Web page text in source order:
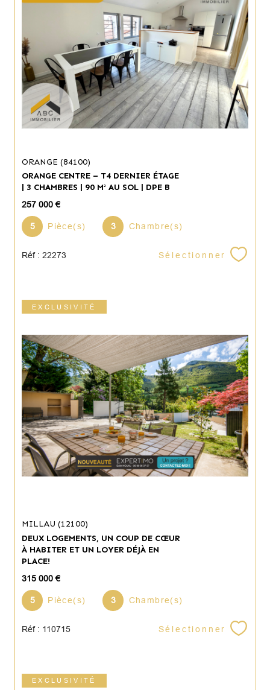
ORANGE (84100)
ORANGE CENTRE – T4 DERNIER ÉTAGE
| 3 CHAMBRES | 90 M² AU SOL | DPE B
257 000 €
5 Pièce(s) 3 Chambre(s)
Réf : 22273 Sélectionner
EXCLUSIVITÉ
MILLAU (12100)
DEUX LOGEMENTS, UN COUP DE CŒUR
À HABITER ET UN LOYER DÉJÀ EN
PLACE!
315 000 €
5 Pièce(s) 3 Chambre(s)
Réf : 110715 Sélectionner
EXCLUSIVITÉ